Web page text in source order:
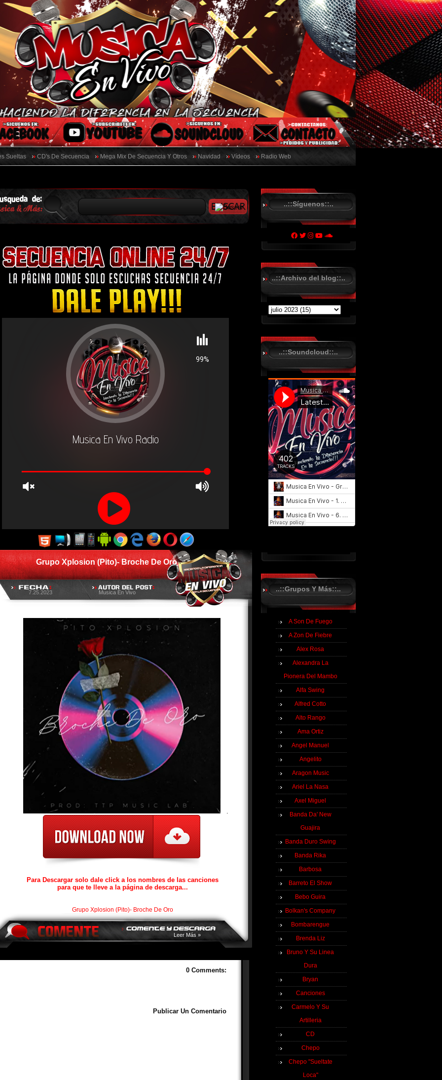
Sueltas CD's De Secuencia Mega Mix De Secuencia Y Otros Navidad Vídeos Radio Web
Grupo Xplosion (Pito)- Broche De Oro
7.25.2023 Musica En Vivo
.
Para Descargar solo dale click a los nombres de las canciones
para que te lleve a la página de descarga...
Grupo Xplosion (Pito)- Broche De Oro
Leer Más »
0 Comments:
Publicar Un Comentario
..::Síguenos::..
..::Archivo del blog::..
..::Soundcloud::..
..::Grupos Y Más::..
A Son De Fuego
A Zon De Fiebre
Alex Rosa
Alexandra La
Pionera Del Mambo
Alfa Swing
Alfred Cotto
Alto Rango
Ama Ortiz
Angel Manuel
Angelito
Aragon Music
Ariel La Nasa
Axel Miguel
Banda Da' New
Guajira
Banda Duro Swing
Banda Rika
Barbosa
Barreto El Show
Bebo Guira
Bolkan's Company
Bombarengue
Brenda Liz
Bruno Y Su Linea
Dura
Bryan
Canciones
Carmelo Y Su
Artilleria
CD
Chepo
Chepo "Sueltate
Loca"